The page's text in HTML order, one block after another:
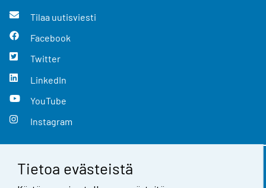
Tietoa evästeistä
Tilaa uutisviesti
Facebook
Twitter
LinkedIn
YouTube
Instagram
Yhteystiedot